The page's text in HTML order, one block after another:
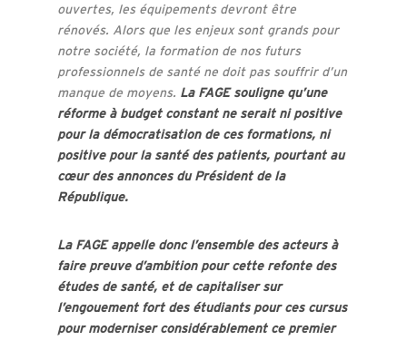
ouvertes, les équipements devront être
rénovés. Alors que les enjeux sont grands pour
notre société, la formation de nos futurs
professionnels de santé ne doit pas souffrir d’un
manque de moyens. La FAGE souligne qu’une
réforme à budget constant ne serait ni positive
pour la démocratisation de ces formations, ni
positive pour la santé des patients, pourtant au
cœur des annonces du Président de la
République.
La FAGE appelle donc l’ensemble des acteurs à
faire preuve d’ambition pour cette refonte des
études de santé, et de capitaliser sur
l’engouement fort des étudiants pour ces cursus
pour moderniser considérablement ce premier